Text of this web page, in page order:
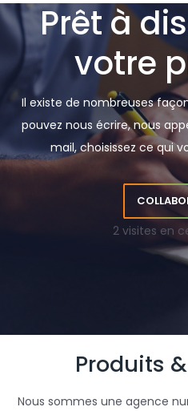
Prêt à
votre
Il existe de nombreuses
pouvez nous écrire, nous
mail, choisissez ce qui
2 visites en
Produits
Nous sommes une agence